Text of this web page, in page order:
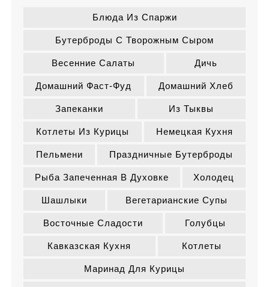
Блюда Из Спаржи
Бутерброды С Творожным Сыром
Весенние Салаты Дичь
Домашний Фаст-Фуд Домашний Хлеб
Запеканки Из Тыквы
Котлеты Из Курицы Немецкая Кухня
Пельмени Праздничные Бутерброды
Рыба Запеченная В Духовке Холодец
Шашлыки Вегетарианские Супы
Восточные Сладости Голубцы
Кавказская Кухня Котлеты
Маринад Для Курицы